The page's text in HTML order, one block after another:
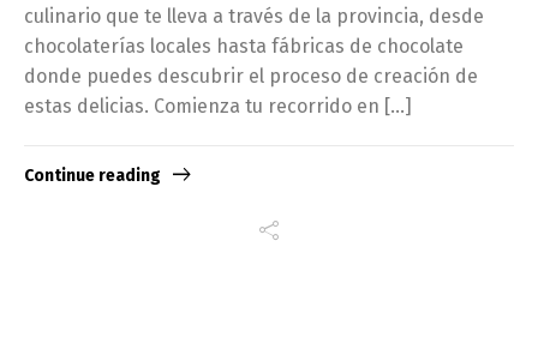
culinario que te lleva a través de la provincia, desde
chocolaterías locales hasta fábricas de chocolate
donde puedes descubrir el proceso de creación de
estas delicias. Comienza tu recorrido en […]
Continue reading